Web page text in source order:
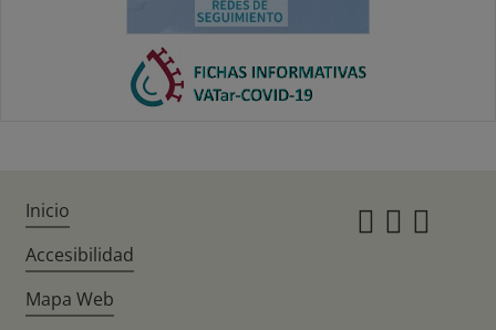
Inicio
Accesibilidad
Mapa Web